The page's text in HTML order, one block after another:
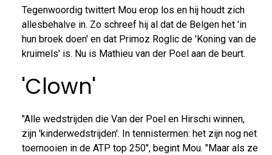
Tegenwoordig twittert Mou erop los en hij houdt zich
allesbehalve in. Zo schreef hij al dat de Belgen het 'in
hun broek doen' en dat Primoz Roglic de 'Koning van de
kruimels' is. Nu is Mathieu van der Poel aan de beurt.
'Clown'
"Alle wedstrijden die Van der Poel en Hirschi winnen,
zijn 'kinderwedstrijden'. In tennistermen: het zijn nog net
toernooien in de ATP top 250", begint Mou. "Maar als ze